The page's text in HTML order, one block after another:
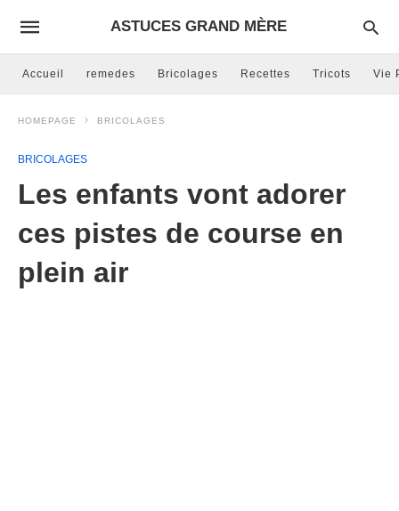
ASTUCES GRAND MÈRE
Accueil remedes Bricolages Recettes Tricots Vie
HOMEPAGE BRICOLAGES
BRICOLAGES
Les enfants vont adorer
ces pistes de course en
plein air